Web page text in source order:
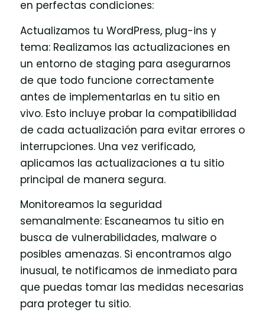
en perfectas condiciones:
Actualizamos tu WordPress, plug-ins y
tema: Realizamos las actualizaciones en
un entorno de staging para asegurarnos
de que todo funcione correctamente
antes de implementarlas en tu sitio en
vivo. Esto incluye probar la compatibilidad
de cada actualización para evitar errores o
interrupciones. Una vez verificado,
aplicamos las actualizaciones a tu sitio
principal de manera segura.
Monitoreamos la seguridad
semanalmente: Escaneamos tu sitio en
busca de vulnerabilidades, malware o
posibles amenazas. Si encontramos algo
inusual, te notificamos de inmediato para
que puedas tomar las medidas necesarias
para proteger tu sitio.